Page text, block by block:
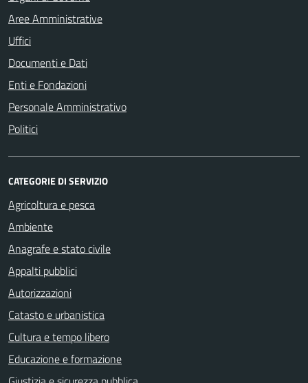
Aree Amministrative
Uffici
Documenti e Dati
Enti e Fondazioni
Personale Amministrativo
Politici
CATEGORIE DI SERVIZIO
Agricoltura e pesca
Ambiente
Anagrafe e stato civile
Appalti pubblici
Autorizzazioni
Catasto e urbanistica
Cultura e tempo libero
Educazione e formazione